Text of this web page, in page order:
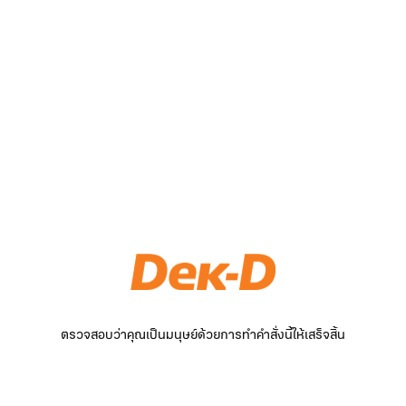
ตรวจสอบว่าคุณเป็นมนุษย์ด้วยการทำคำสั่งนี้ให้เสร็จสิ้น